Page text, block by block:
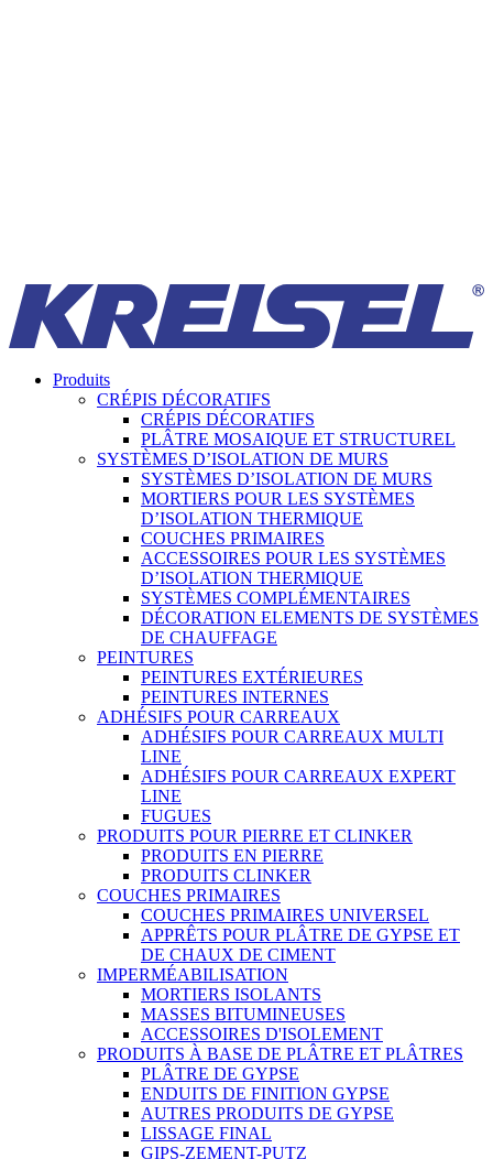
Produits
CRÉPIS DÉCORATIFS
CRÉPIS DÉCORATIFS
PLÂTRE MOSAIQUE ET STRUCTUREL
SYSTÈMES D’ISOLATION DE MURS
SYSTÈMES D’ISOLATION DE MURS
MORTIERS POUR LES SYSTÈMES
D’ISOLATION THERMIQUE
COUCHES PRIMAIRES
ACCESSOIRES POUR LES SYSTÈMES
D’ISOLATION THERMIQUE
SYSTÈMES COMPLÉMENTAIRES
DÉCORATION ELEMENTS DE SYSTÈMES
DE CHAUFFAGE
PEINTURES
PEINTURES EXTÉRIEURES
PEINTURES INTERNES
ADHÉSIFS POUR CARREAUX
ADHÉSIFS POUR CARREAUX MULTI
LINE
ADHÉSIFS POUR CARREAUX EXPERT
LINE
FUGUES
PRODUITS POUR PIERRE ET CLINKER
PRODUITS EN PIERRE
PRODUITS CLINKER
COUCHES PRIMAIRES
COUCHES PRIMAIRES UNIVERSEL
APPRÊTS POUR PLÂTRE DE GYPSE ET
DE CHAUX DE CIMENT
IMPERMÉABILISATION
MORTIERS ISOLANTS
MASSES BITUMINEUSES
ACCESSOIRES D'ISOLEMENT
PRODUITS À BASE DE PLÂTRE ET PLÂTRES
PLÂTRE DE GYPSE
ENDUITS DE FINITION GYPSE
AUTRES PRODUITS DE GYPSE
LISSAGE FINAL
GIPS-ZEMENT-PUTZ